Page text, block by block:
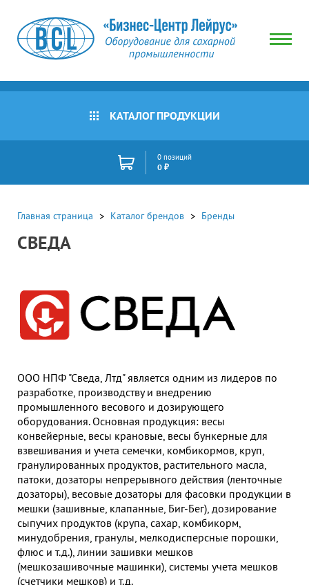
КАТАЛОГ ПРОДУКЦИИ
0 позиций
0 ₽
Главная страница Каталог брендов Бренды
СВЕДА
ООО НПФ "Сведа, Лтд" является одним из лидеров по
разработке, производству и внедрению
промышленного весового и дозирующего
оборудования. Основная продукция: весы
конвейерные, весы крановые, весы бункерные для
взвешивания и учета семечки, комбикормов, круп,
гранулированных продуктов, растительного масла,
патоки, дозаторы непрерывного действия (ленточные
дозаторы), весовые дозаторы для фасовки продукции в
мешки (зашивные, клапанные, Биг-Бег), дозирование
сыпучих продуктов (крупа, сахар, комбикорм,
минудобрения, гранулы, мелкодисперсные порошки,
флюс и т.д.), линии зашивки мешков
(мешкозашивочные машинки), системы учета мешков
(счетчики мешков) и т.д.